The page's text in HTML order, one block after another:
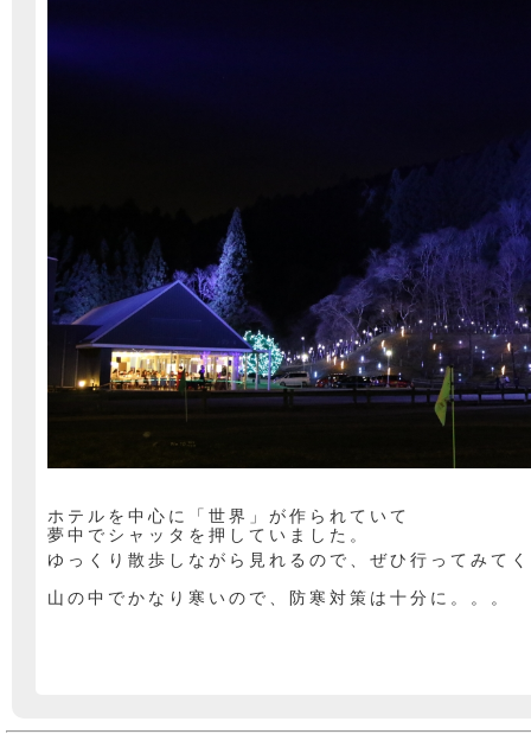
ホテルを中心に「世界」が作られていて
夢中でシャッタを押していました。
ゆっくり散歩しながら見れるので、ぜひ行ってみて
山の中でかなり寒いので、防寒対策は十分に。。。